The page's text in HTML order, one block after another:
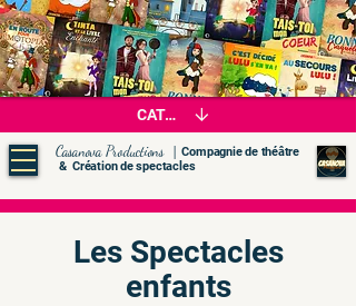
Casanova Productions | Compagnie de théâtre
& Création de spectacles
CATALOGUE
Les Spectacles
enfants